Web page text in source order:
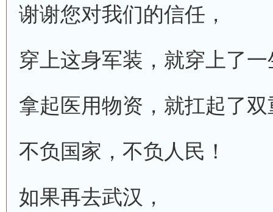
谢谢您对我们的信任，
穿上这身军装，就穿上了
拿起医用物资，就扛起了
不负国家，不负人民！
如果再去武汉，